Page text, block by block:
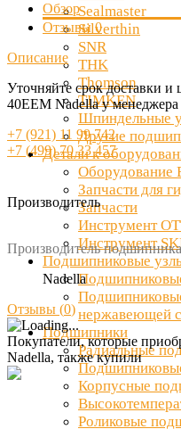
Sealmaster
Silverthin
SNR
THK
Thomson
TIMKEN
Шпиндельные
Другие
Детали к
Оборудование
Запчасти для
Запчасти
Инструмент
Инструмент
Подшипниковые
нержавеющей
Подшипники
Радиальные
Корпусные
Роликовые
Обзор
Отзывы0
Описание
Уточняйте срок доставки
40EEM Nadella у
+7 (921) 11 99 742
+7 (499) 70 33 457
Производитель
Производитель подшипника
Nadella
Отзывы (0)
Покупатели, которые
Nadella, также купили